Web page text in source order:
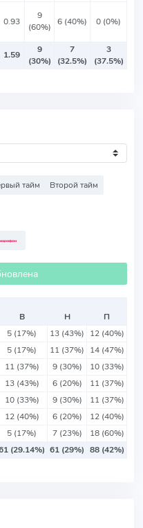
0.93
9
(60%)
6 (40%) 0 (0%)
1.59
9
(30%)
7
(32.5%)
3
(37.5%)
тайм Второй тайм
В Н
П
5 (17%) 13 (43%)
12 (40%)
5 (17%) 11 (37%)
14 (47%)
11 (37%) 9 (30%)
10 (33%)
13 (43%) 6 (20%)
11 (37%)
10 (33%) 9 (30%)
11 (37%)
12 (40%) 6 (20%)
12 (40%)
5 (17%) 7 (23%)
18 (60%)
(29.14%) 61 (29%) 88 (42%)